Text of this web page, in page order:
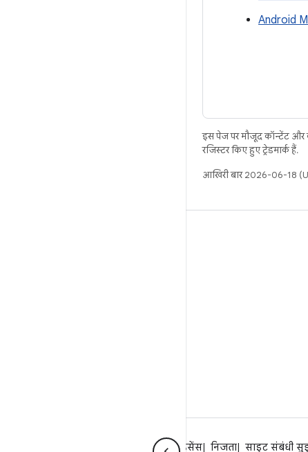
Android
इस पेज पर मौजूद कॉन्टेंट
रजिस्टर किए हुए ट्रेडमार्क हैं.
आखिरी बार 2026-06-18
कानूनी लाइसेंस निजता साइट संबंधी